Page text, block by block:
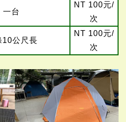
一台
NT 100元/
次
10公尺長
NT 100元/
次